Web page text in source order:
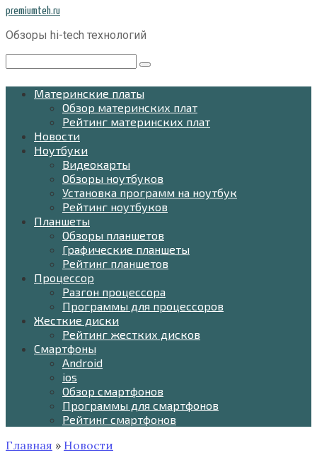
Перейти
контенту
premiumteh.ru
Обзоры hi-tech технологий
Материнские платы
Обзор материнских плат
Рейтинг материнских плат
Новости
Ноутбуки
Видеокарты
Обзоры ноутбуков
Установка программ на ноутбук
Рейтинг ноутбуков
Планшеты
Обзоры планшетов
Графические планшеты
Рейтинг планшетов
Процессор
Разгон процессора
Программы для процессоров
Жесткие диски
Рейтинг жестких дисков
Смартфоны
Android
ios
Обзор смартфонов
Программы для смартфонов
Рейтинг смартфонов
Главная » Новости